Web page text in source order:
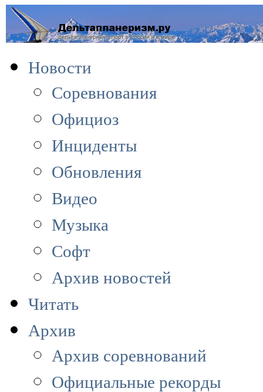
Новости
Соревнования
Официоз
Инциденты
Обновления
Видео
Музыка
Софт
Архив новостей
Читать
Архив
Архив соревнований
Официальные рекорды